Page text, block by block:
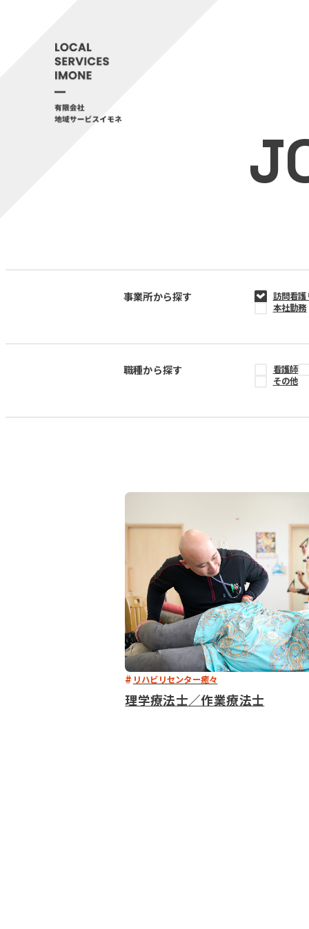
事業所から探す
訪問看
本社勤務
職種から探す
看護師
その他
リハビリセンター癒々
理学療法士／作業療法士